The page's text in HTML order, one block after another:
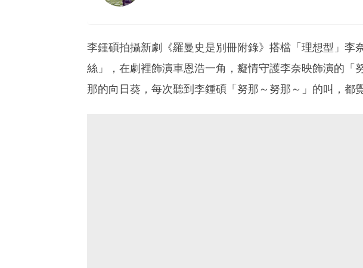
李鍾碩拍攝新劇《羅曼史是別冊附錄》搭檔「理想型」李
絲」，在劇裡飾演車恩浩一角，癡情守護李奈映飾演的「
那的向日葵，每次聽到李鍾碩「努那～努那～」的叫，都